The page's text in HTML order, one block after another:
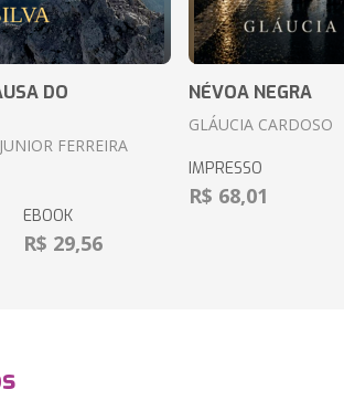
DO
FERREIRA
EBOOK
R$ 29,56
NÉVOA NEGRA
GLÁUCIA CARDOSO
IMPRESSO
R$ 68,01